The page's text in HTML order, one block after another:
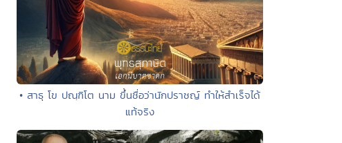
• สาธุ โข ปณฺฑิโต นาม ขึ้นชื่อว่านักปราชญ์ ทำให้สำเร็จได้
แท้จริง